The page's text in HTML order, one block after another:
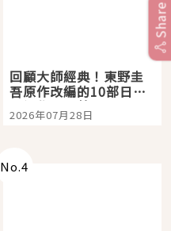
回顧大師經典！東野圭
吾原作改編的10部日本
影視作品推薦
2026年07月28日
No.4
Share